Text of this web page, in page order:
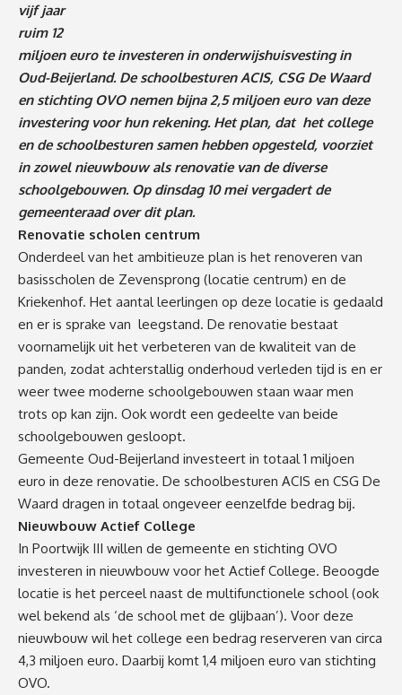
vijf jaar
ruim 12
miljoen euro te investeren in onderwijshuisvesting in
Oud-Beijerland. De schoolbesturen ACIS, CSG De Waard
en stichting OVO nemen bijna 2,5 miljoen euro van deze
investering voor hun rekening. Het plan, dat het college
en de schoolbesturen samen hebben opgesteld, voorziet
in zowel nieuwbouw als renovatie van de diverse
schoolgebouwen. Op dinsdag 10 mei vergadert de
gemeenteraad over dit plan.
Renovatie scholen centrum
Onderdeel van het ambitieuze plan is het renoveren van
basisscholen de Zevensprong (locatie centrum) en de
Kriekenhof. Het aantal leerlingen op deze locatie is gedaald
en er is sprake van leegstand. De renovatie bestaat
voornamelijk uit het verbeteren van de kwaliteit van de
panden, zodat achterstallig onderhoud verleden tijd is en er
weer twee moderne schoolgebouwen staan waar men
trots op kan zijn. Ook wordt een gedeelte van beide
schoolgebouwen gesloopt.
Gemeente Oud-Beijerland investeert in totaal 1 miljoen
euro in deze renovatie. De schoolbesturen ACIS en CSG De
Waard dragen in totaal ongeveer eenzelfde bedrag bij.
Nieuwbouw Actief College
In Poortwijk III willen de gemeente en stichting OVO
investeren in nieuwbouw voor het Actief College. Beoogde
locatie is het perceel naast de multifunctionele school (ook
wel bekend als ‘de school met de glijbaan’). Voor deze
nieuwbouw wil het college een bedrag reserveren van circa
4,3 miljoen euro. Daarbij komt 1,4 miljoen euro van stichting
OVO.